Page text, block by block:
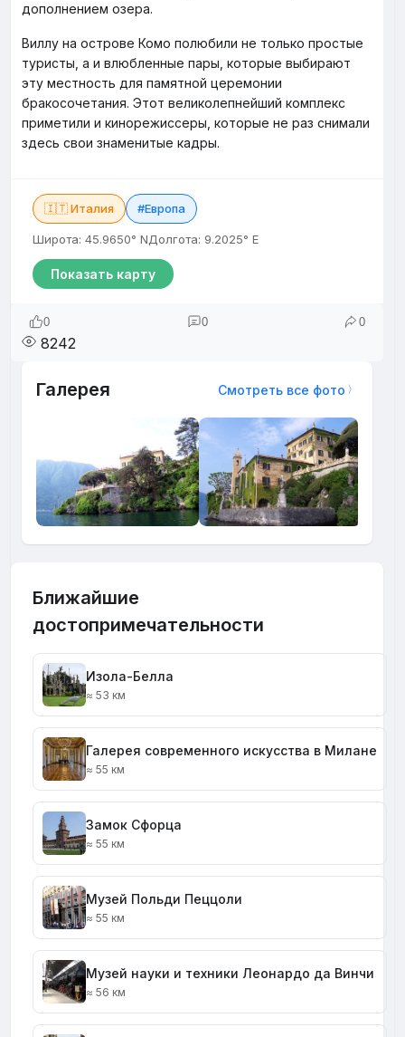
дополнением озера.
Виллу на острове Комо полюбили не только простые
туристы, а и влюбленные пары, которые выбирают
эту местность для памятной церемонии
бракосочетания. Этот великолепнейший комплекс
приметили и кинорежиссеры, которые не раз снимали
здесь свои знаменитые кадры.
🇮🇹 Италия #Европа
Широта: 45.9650° NДолгота: 9.2025° E
Показать карту
0 0 0
8242
Галерея Смотреть все фото
Ближайшие
достопримечательности
Изола-Белла
≈ 53 км
Галерея современного искусства в Милане
≈ 55 км
Замок Сфорца
≈ 55 км
Музей Польди Пеццоли
≈ 55 км
Музей науки и техники Леонардо да Винчи
≈ 56 км